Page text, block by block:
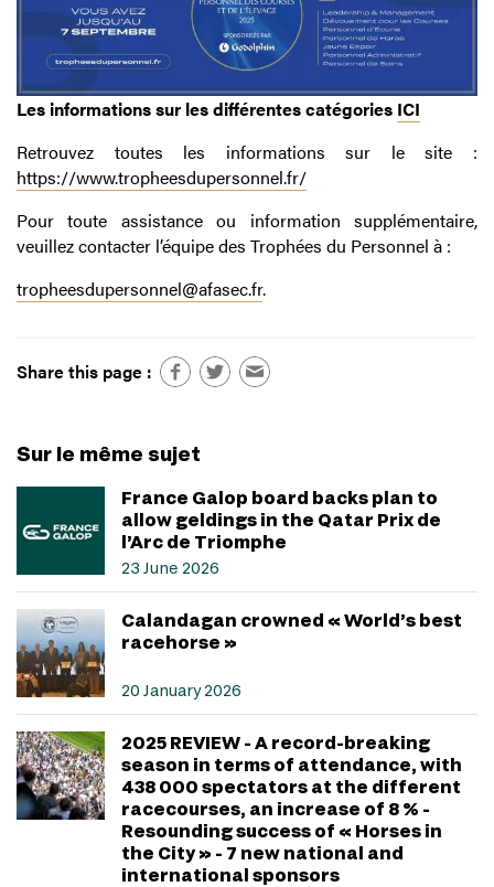
Les informations sur les différentes catégories ICI
Retrouvez toutes les informations sur le site :
https://www.tropheesdupersonnel.fr/
Pour toute assistance ou information supplémentaire,
veuillez contacter l’équipe des Trophées du Personnel à :
tropheesdupersonnel@afasec.fr.
Share this page :
Sur le même sujet
France Galop board backs plan to
allow geldings in the Qatar Prix de
l’Arc de Triomphe
23 June 2026
Calandagan crowned « World’s best
racehorse »
20 January 2026
2025 REVIEW - A record-breaking
season in terms of attendance, with
438 000 spectators at the different
racecourses, an increase of 8 % -
Resounding success of « Horses in
the City » - 7 new national and
international sponsors